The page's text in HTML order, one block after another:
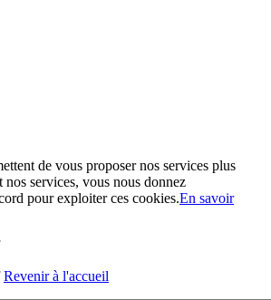
de vous proposer nos services plus
services, vous nous donnez
pour exploiter ces cookies.En savoir
Revenir à l'accueil